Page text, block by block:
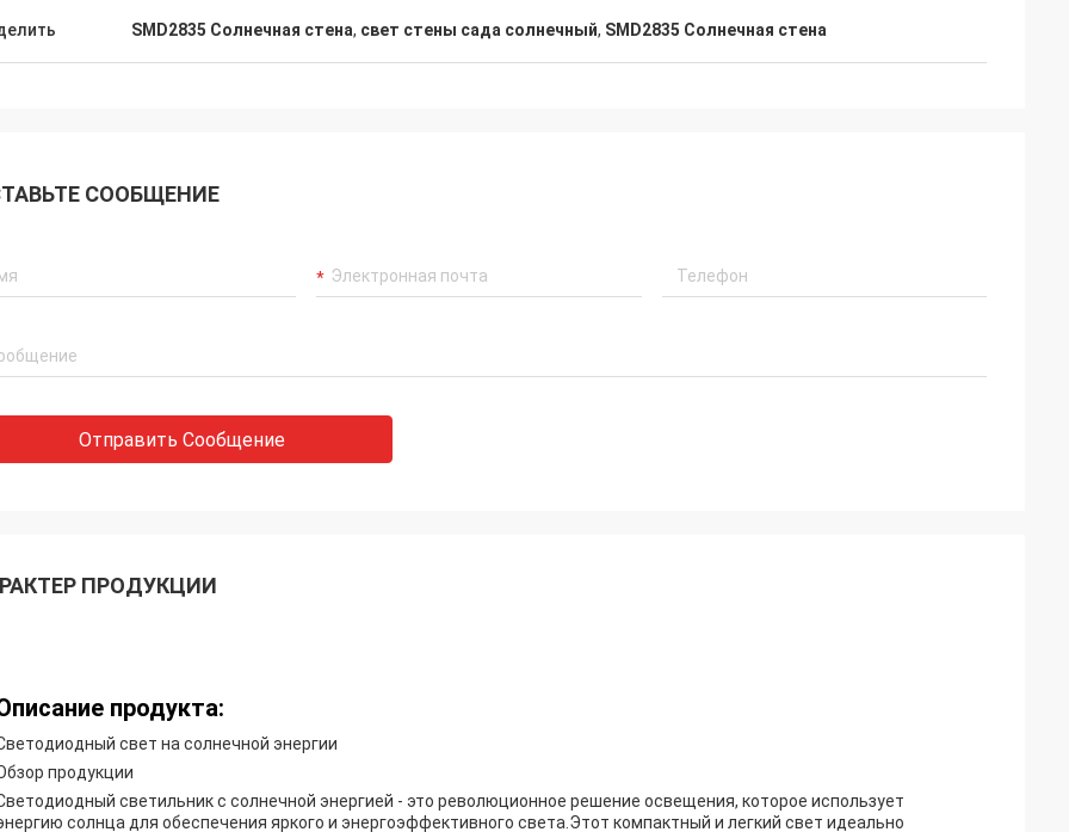
совместно.
SMD2835 Солнечная стена, свет стены сада солнечный, SMD2835 Солнечная стена
СООБЩЕНИЕ
Отправить Сообщение
ПРОДУКЦИИ
продукта:
свет на солнечной энергии
продукции
светильник с солнечной энергией - это революционное решение освещения, которое использует
солнца для обеспечения яркого и энергоэффективного света.Этот компактный и легкий свет идеально